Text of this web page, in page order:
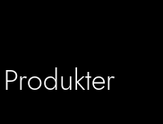
Produkter